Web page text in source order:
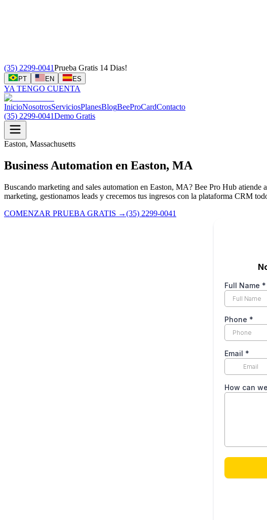
(35) 2299-0041Prueba Gratis 14 Dias!
PT EN ES
YA TENGO CUENTA
InicioNosotrosServiciosPlanesBlogBeeProCardContacto
(35) 2299-0041Demo Gratis
Easton, Massachusetts
Business Automation en Easton, MA
Buscando marketing and sales automation en Easton, MA? Bee Pro Hub
marketing, gestionamos leads y crecemos tus ingresos con la plataforma CRM
COMENZAR PRUEBA GRATIS →(35) 2299-0041